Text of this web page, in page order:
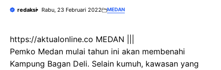
redaksi Rabu, 23 Februari 2022 MEDAN
https://aktualonline.co MEDAN |||
Pemko Medan mulai tahun ini akan membenahi
Kampung Bagan Deli. Selain kumuh, kawasan yang